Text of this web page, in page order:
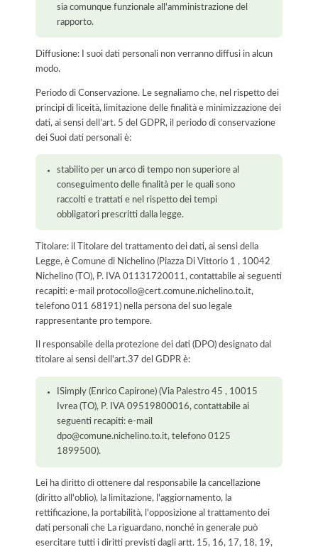
sia comunque funzionale all'amministrazione del
rapporto.
Diffusione: I suoi dati personali non verranno diffusi in alcun
modo.
Periodo di Conservazione. Le segnaliamo che, nel rispetto dei
principi di liceità, limitazione delle finalità e minimizzazione dei
dati, ai sensi dell’art. 5 del GDPR, il periodo di conservazione
dei Suoi dati personali è:
stabilito per un arco di tempo non superiore al
conseguimento delle finalità per le quali sono
raccolti e trattati e nel rispetto dei tempi
obbligatori prescritti dalla legge.
Titolare: il Titolare del trattamento dei dati, ai sensi della
Legge, è Comune di Nichelino (Piazza Di Vittorio 1 , 10042
Nichelino (TO), P. IVA 01131720011, contattabile ai seguenti
recapiti: e-mail protocollo@cert.comune.nichelino.to.it,
telefono 011 68191) nella persona del suo legale
rappresentante pro tempore.
Il responsabile della protezione dei dati (DPO) designato dal
titolare ai sensi dell'art.37 del GDPR è:
ISimply (Enrico Capirone) (Via Palestro 45 , 10015
Ivrea (TO), P. IVA 09519800016, contattabile ai
seguenti recapiti: e-mail
dpo@comune.nichelino.to.it, telefono 0125
1899500).
Lei ha diritto di ottenere dal responsabile la cancellazione
(diritto all'oblio), la limitazione, l'aggiornamento, la
rettificazione, la portabilità, l'opposizione al trattamento dei
dati personali che La riguardano, nonché in generale può
esercitare tutti i diritti previsti dagli artt. 15, 16, 17, 18, 19,